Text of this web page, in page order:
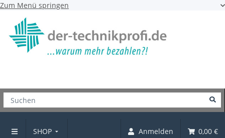
Zum Menü springen
SHOP Anmelden 0,00 €
Knopf